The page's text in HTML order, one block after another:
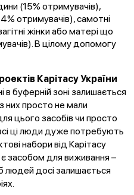
(15% отримувачів),
отримувачів), самотні
жінки або матері що
В цілому допомогу
Карітасу України
в буферній зоні залишається
них просто не мали
цього засобів чи просто
всі ці люди дуже потребують
набори від Карітасу
засобом для виживання –
людей досі залишається